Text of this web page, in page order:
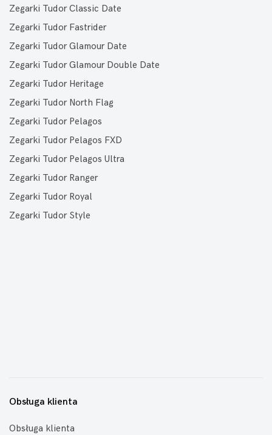
Zegarki Tudor Classic Date
Zegarki Tudor Fastrider
Zegarki Tudor Glamour Date
Zegarki Tudor Glamour Double Date
Zegarki Tudor Heritage
Zegarki Tudor North Flag
Zegarki Tudor Pelagos
Zegarki Tudor Pelagos FXD
Zegarki Tudor Pelagos Ultra
Zegarki Tudor Ranger
Zegarki Tudor Royal
Zegarki Tudor Style
Obsługa klienta
Obsługa klienta